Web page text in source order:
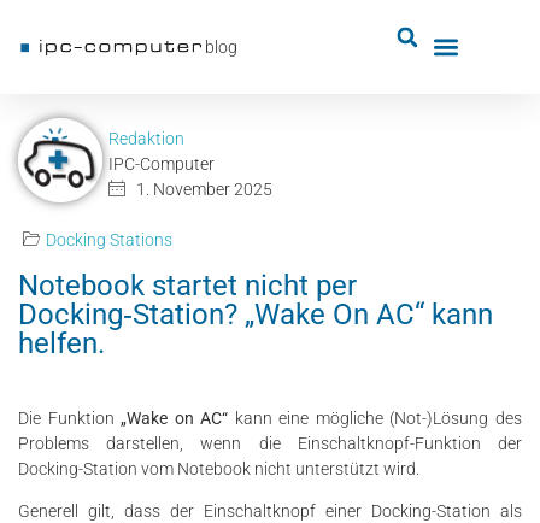
blog
Redaktion
IPC-Computer
1. November 2025
Docking Stations
Notebook startet nicht per
Docking‑Station? „Wake On AC“ kann
helfen.
Die Funktion „Wake on AC“ kann eine mögliche (Not-)Lösung des
Problems darstellen, wenn die Einschaltknopf-Funktion der
Docking-Station vom Notebook nicht unterstützt wird.
Generell gilt, dass der Einschaltknopf einer Docking-Station als